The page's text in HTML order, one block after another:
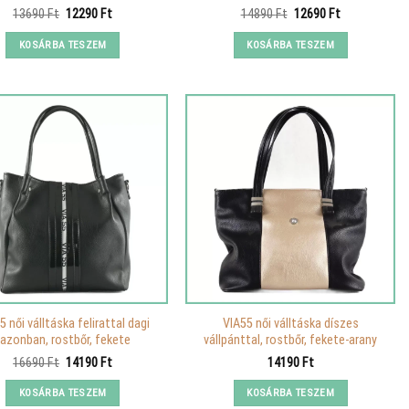
13690Ft Original
was:
13690 Ft.
12290 FtCurrent
KOSÁRBA TESZEM
14890Ft Original
was:
14890 Ft.
12690 FtCurrent
KOSÁRBA TESZEM
női válltáska felirattal dagi
rostbőr, fekete
16690Ft Original
was:
16690 Ft.
14190 FtCurrent
KOSÁRBA TESZEM
VIA55 női válltáska díszes
vállpánttal, rostbőr, fekete-arany
14190 Ft
KOSÁRBA TESZEM